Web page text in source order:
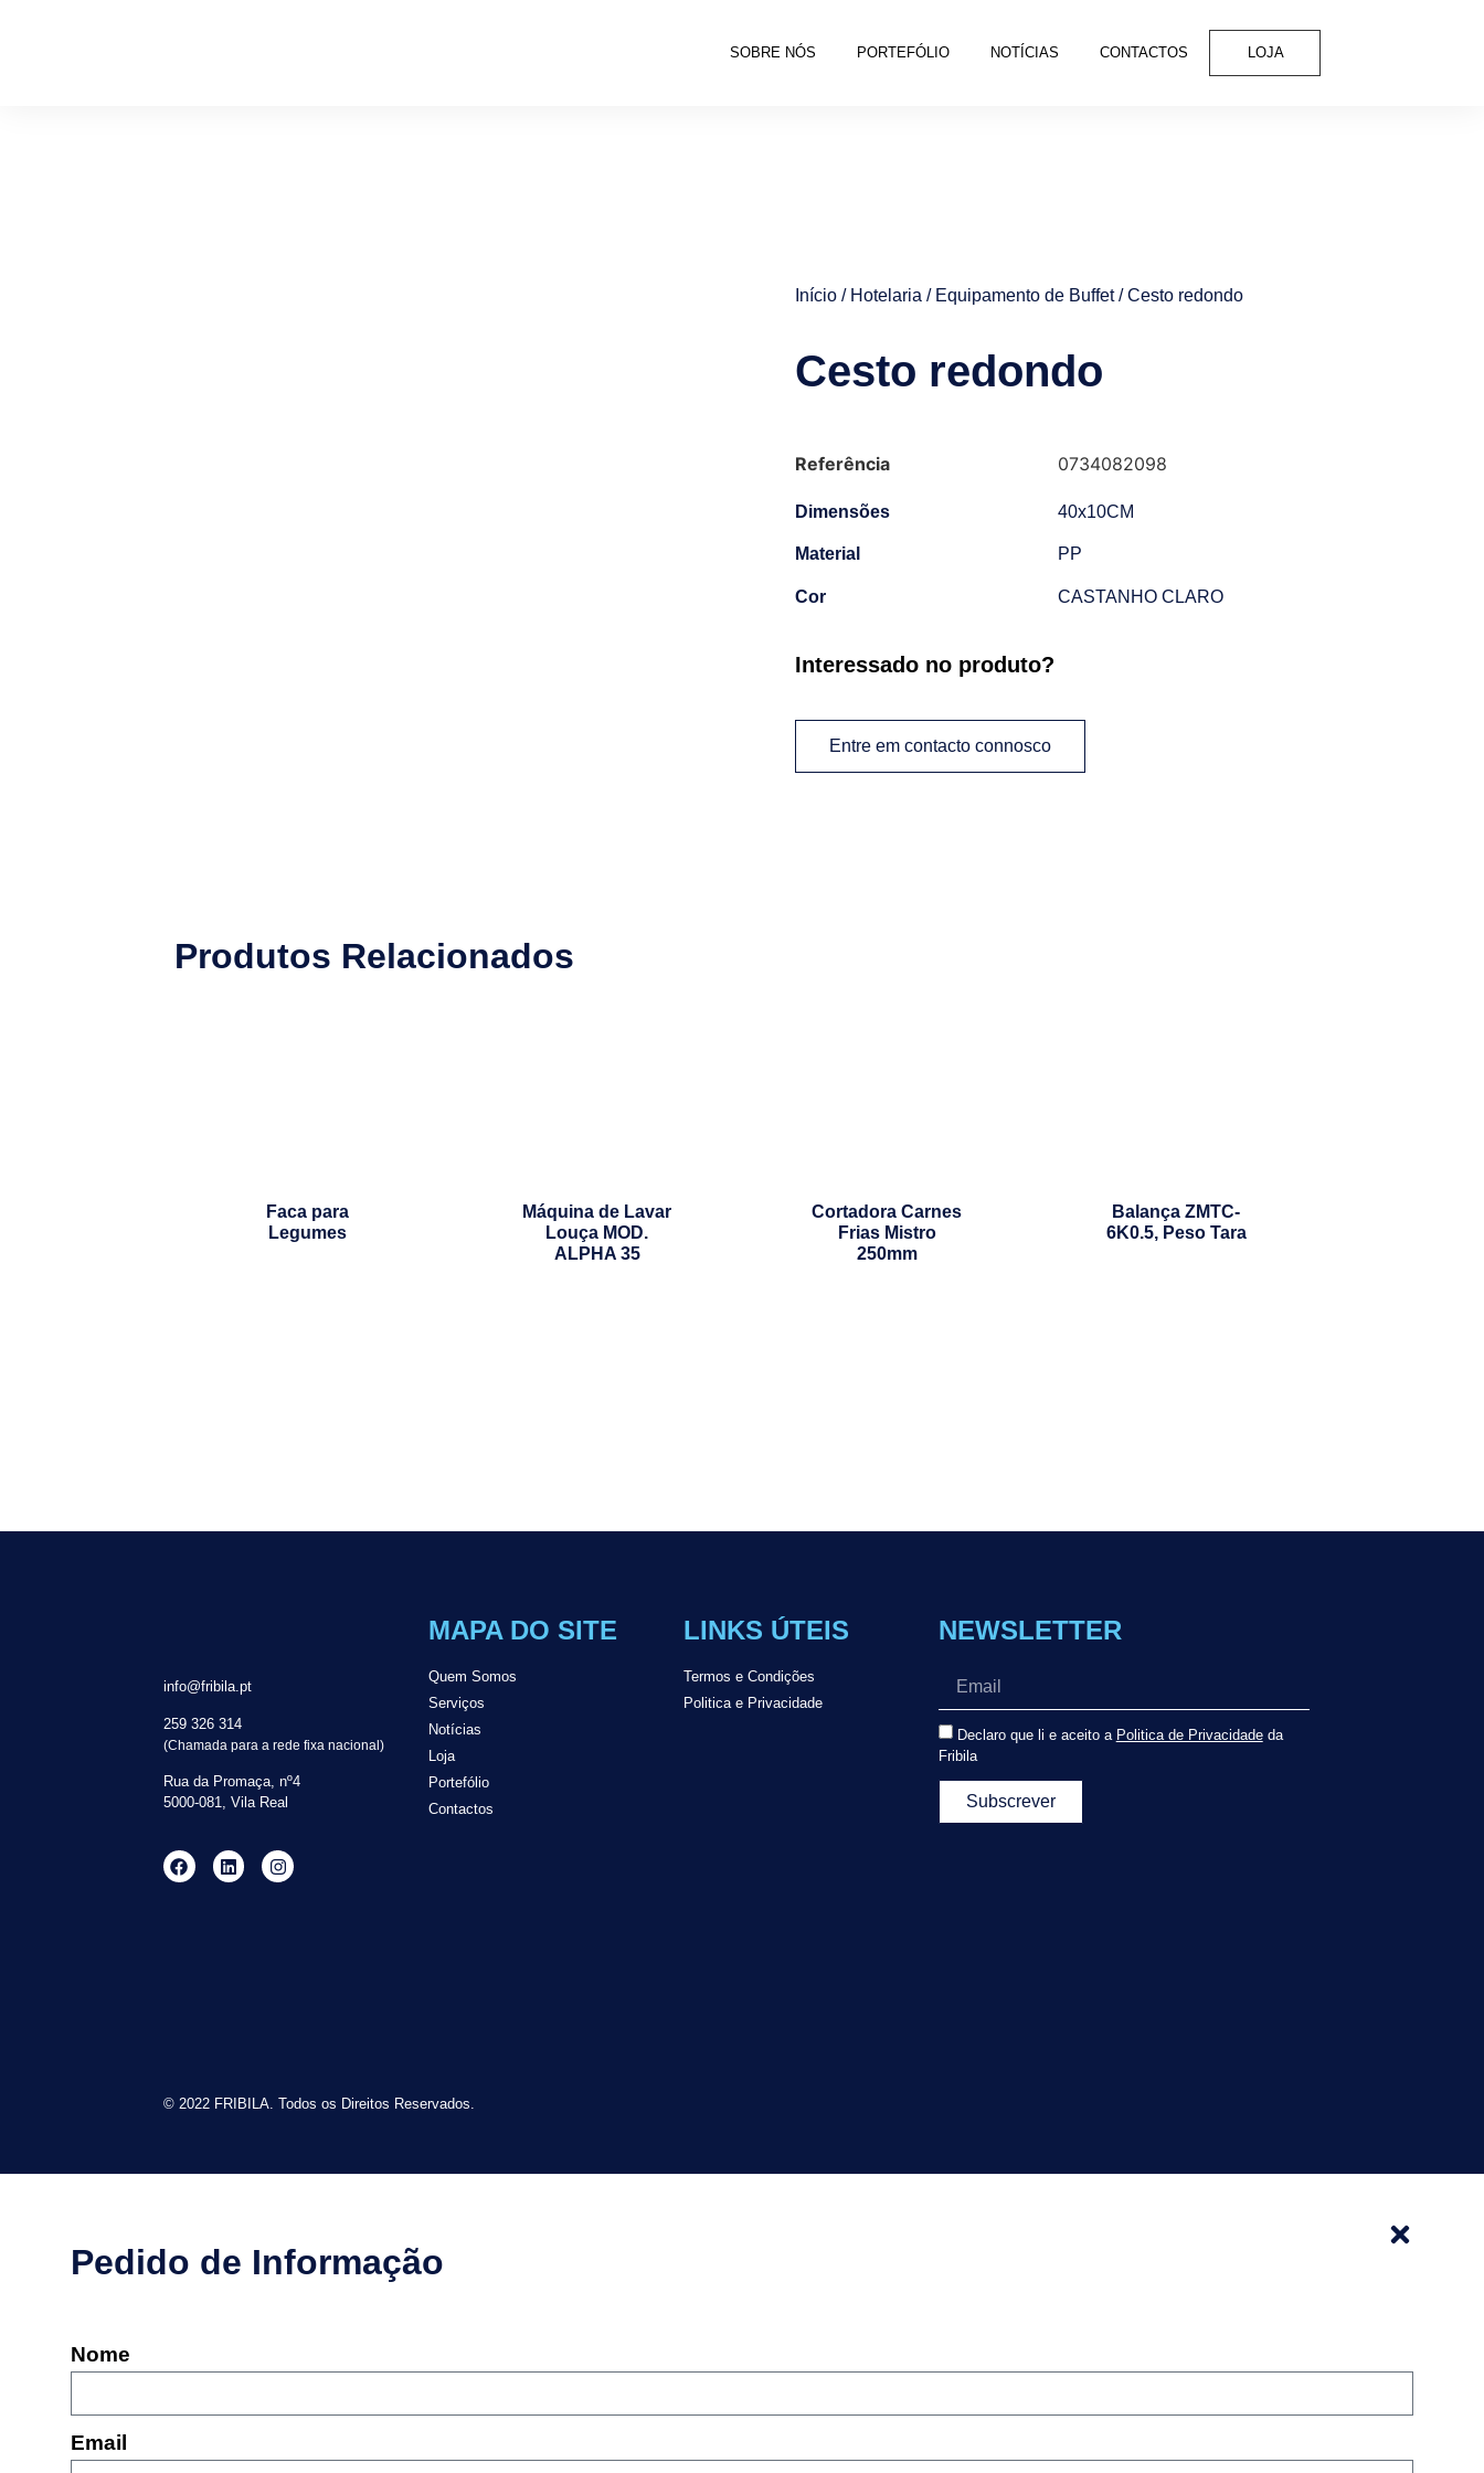
SOBRE NÓS PORTEFÓLIO NOTÍCIAS CONTACTOS LOJA
Início / Hotelaria / Equipamento de Buffet/ Cesto redondo
Cesto redondo
Referência 0734082098
Dimensões 40x10CM
Material PP
Cor CASTANHO CLARO
Interessado no produto?
Entre em contacto connosco
Produtos Relacionados
Faca para
Legumes
Máquina de Lavar
Louça MOD.
ALPHA 35
Cortadora Carnes
Frias Mistro
250mm
Balança ZMTC-
6K0.5, Peso Tara
info@fribila.pt
259 326 314
(Chamada para a rede fixa nacional)
Rua da Promaça, nº4
5000-081, Vila Real
MAPA DO SITE
Quem Somos
Serviços
Notícias
Loja
Portefólio
Contactos
LINKS ÚTEIS
Termos e Condições
Politica e Privacidade
NEWSLETTER
Declaro que li e aceito a Politica de Privacidadeda
Fribila
Subscrever
© 2022 FRIBILA. Todos os Direitos Reservados.
Pedido de Informação
Nome
Email